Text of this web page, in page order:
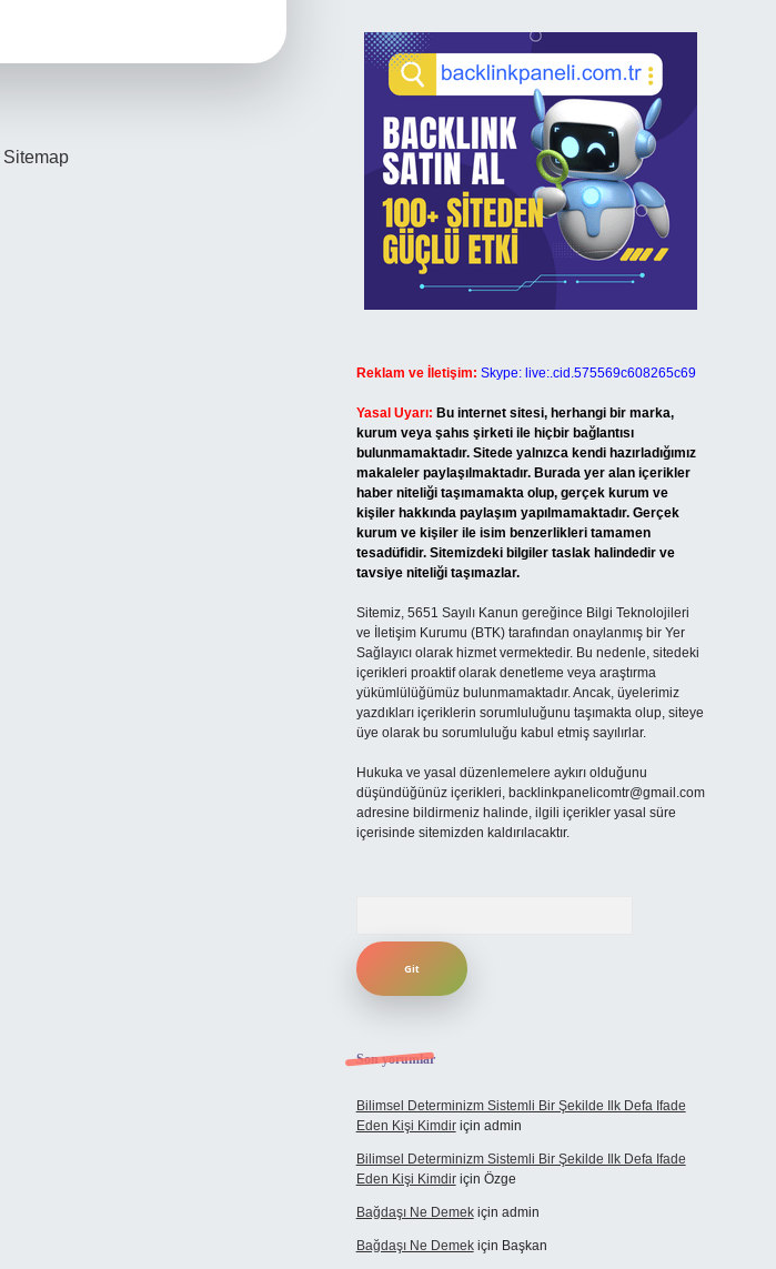
Sitemap
Reklam ve İletişim: Skype: live:.cid.575569c608265c69
Yasal Uyarı: Bu internet sitesi, herhangi bir marka,
kurum veya şahıs şirketi ile hiçbir bağlantısı
bulunmamaktadır. Sitede yalnızca kendi hazırladığımız
makaleler paylaşılmaktadır. Burada yer alan içerikler
haber niteliği taşımamakta olup, gerçek kurum ve
kişiler hakkında paylaşım yapılmamaktadır. Gerçek
kurum ve kişiler ile isim benzerlikleri tamamen
tesadüfidir. Sitemizdeki bilgiler taslak halindedir ve
tavsiye niteliği taşımazlar.
Sitemiz, 5651 Sayılı Kanun gereğince Bilgi Teknolojileri
ve İletişim Kurumu (BTK) tarafından onaylanmış bir Yer
Sağlayıcı olarak hizmet vermektedir. Bu nedenle, sitedeki
içerikleri proaktif olarak denetleme veya araştırma
yükümlülüğümüz bulunmamaktadır. Ancak, üyelerimiz
yazdıkları içeriklerin sorumluluğunu taşımakta olup, siteye
üye olarak bu sorumluluğu kabul etmiş sayılırlar.
Hukuka ve yasal düzenlemelere aykırı olduğunu
düşündüğünüz içerikleri, backlinkpanelicomtr@gmail.com
adresine bildirmeniz halinde, ilgili içerikler yasal süre
içerisinde sitemizden kaldırılacaktır.
Son yorumlar
Bilimsel Determinizm Sistemli Bir Şekilde Ilk Defa Ifade
Eden Kişi Kimdiriçin admin
Bilimsel Determinizm Sistemli Bir Şekilde Ilk Defa Ifade
Eden Kişi Kimdiriçin Özge
Bağdaşı Ne Demekiçin admin
Bağdaşı Ne Demekiçin Başkan